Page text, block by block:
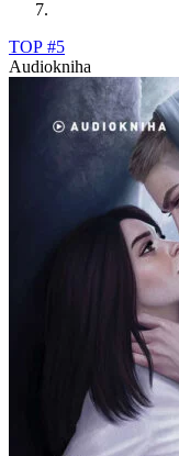
TOP #5
Audiokniha